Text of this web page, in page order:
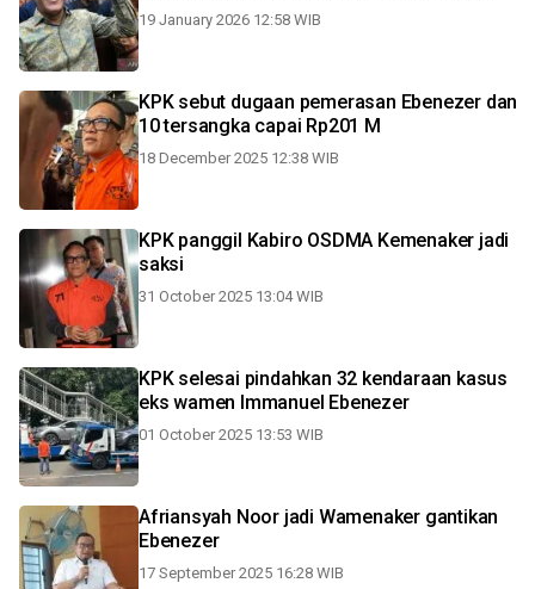
19 January 2026 12:58 WIB
KPK sebut dugaan pemerasan Ebenezer dan
10 tersangka capai Rp201 M
18 December 2025 12:38 WIB
KPK panggil Kabiro OSDMA Kemenaker jadi
saksi
31 October 2025 13:04 WIB
KPK selesai pindahkan 32 kendaraan kasus
eks wamen Immanuel Ebenezer
01 October 2025 13:53 WIB
Afriansyah Noor jadi Wamenaker gantikan
Ebenezer
17 September 2025 16:28 WIB